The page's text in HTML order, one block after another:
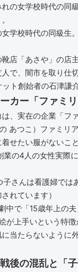
れの女学校時代の
女学校時代の同級生
靴店「あさや」の店
人で、闇市を取り
ト創始者の石津謙
カー「ファミ
、実在の企業「フ
あつこ）ファミリ
せたい服がないこ
の4人の女性実際
さんは看護婦では
れています）
で「15歳年上の
上手いという特徴
当たらないよう
後の混乱と「